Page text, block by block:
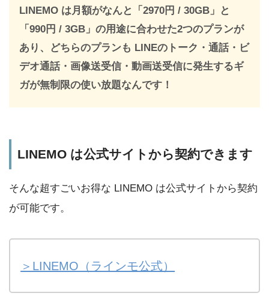
LINEMO は月額がなんと「2970円 / 30GB」と
「990円 / 3GB」の用途に合わせた2つのプランが
あり、どちらのプランも LINEのトーク・通話・ビ
デオ通話・画像送受信・動画送受信に発生するギ
ガが無制限の使い放題なんです！
LINEMO は公式サイトから契約できます
そんな超すごいお得な LINEMO は公式サイトから契約
が可能です。
＞LINEMO（ラインモ公式）